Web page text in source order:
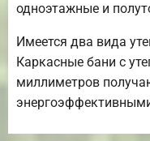
одноэтажные и
Имеется два вида
Каркасные бани с
миллиметров